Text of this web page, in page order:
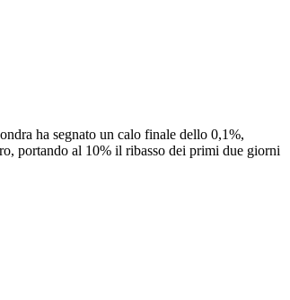
ha segnato un calo finale dello 0,1%,
portando al 10% il ribasso dei primi due giorni